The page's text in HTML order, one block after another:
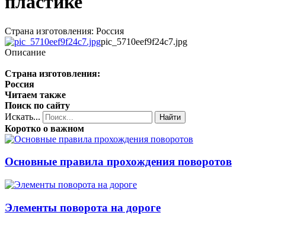
Страна изготовления: Россия
pic_5710eef9f24c7.jpg
Описание
Страна изготовления:
Россия
Читаем также
Поиск по сайту
Искать...
Найти
Коротко о важном
Основные правила прохождения поворотов
Элементы поворота на дороге